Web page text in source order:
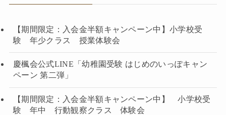
【期間限定：入会金半額キャンペーン中】小学校受
験 年少クラス 授業体験会
慶楓会公式LINE「幼稚園受験 はじめのいっぽキャン
ペーン 第二弾」
【期間限定：入会金半額キャンペーン中】 小学校受
験 年中 行動観察クラス 体験会